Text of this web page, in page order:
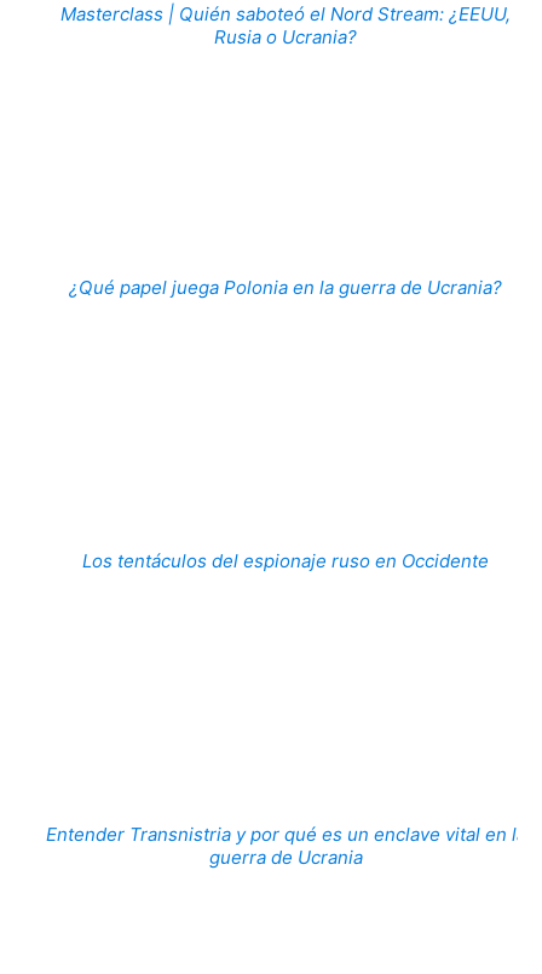
Masterclass | Quién saboteó el Nord Stream: ¿EEUU,
Rusia o Ucrania?
¿Qué papel juega Polonia en la guerra de Ucrania?
Los tentáculos del espionaje ruso en Occidente
Entender Transnistria y por qué es un enclave vital en la
guerra de Ucrania